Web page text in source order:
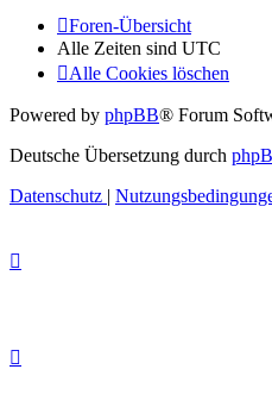
Foren-Übersicht
Alle Zeiten sind UTC
Alle Cookies löschen
Powered by phpBB® Forum
Deutsche Übersetzung durch
Datenschutz |